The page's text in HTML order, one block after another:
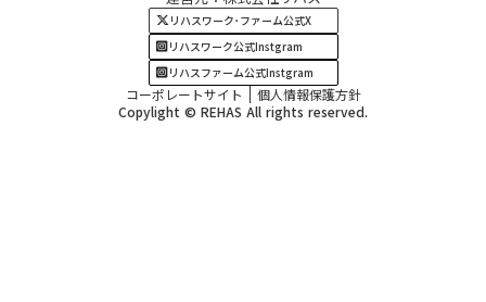
リハスワーク･ファーム公式X
リハスワーク公式Instgram
リハスファーム公式Instgram
コーポレートサイト
個人情報保護方針
Copylight © REHAS All rights reserved.